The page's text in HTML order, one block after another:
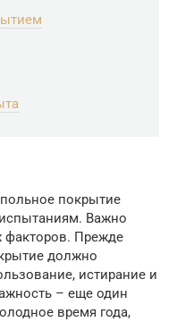
покрытие
Важно
факторов. Прежде
должно
истирание и
– еще один
время года,